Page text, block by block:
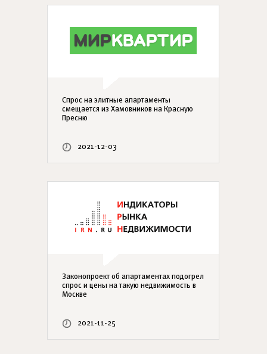
Спрос на элитные апартаменты
смещается из Хамовников на Красную
Пресню
2021-12-03
Законопроект об апартаментах подогрел
спрос и цены на такую недвижимость в
Москве
2021-11-25